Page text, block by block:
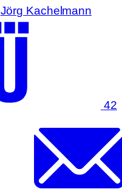
Jörg Kachelmann
42